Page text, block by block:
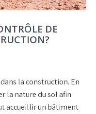
DE
la construction. En
la nature du sol afin
accueillir un bâtiment